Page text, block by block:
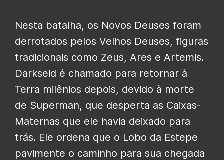
Nesta batalha, os Novos Deuses foram
derrotados pelos Velhos Deuses, figuras
tradicionais como Zeus, Ares e Artemis.
Darkseid é chamado para retornar à
Terra milênios depois, devido à morte
de Superman, que desperta as Caixas-
Maternas que ele havia deixado para
trás. Ele ordena que o Lobo da Estepe
pavimente o caminho para sua chegada